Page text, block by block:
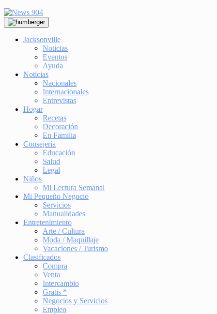
Jacksonville
Noticias
Eventos
Ayuda
Noticias
Nacionales
Internacionales
Entrevistas
Hogar
Recetas
Decoración
En Familia
Consejería
Educación
Salud
Legal
Niños
Mi Lectura Semanal
Mi Pequeño Negocio
Servicios
Manualidades
Entretenimiento
Arte / Cultura
Moda / Maquillaje
Vacaciones / Turismo
Clasificados
Compra
Venta
Intercambio
Gratis *
Negocios y Servicios
Empleo